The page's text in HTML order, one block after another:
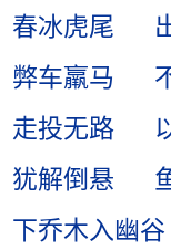
春冰虎尾
弊车羸马
走投无路
犹解倒悬
下乔木入幽谷